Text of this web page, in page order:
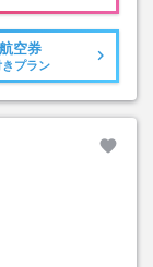
航空券
プラン